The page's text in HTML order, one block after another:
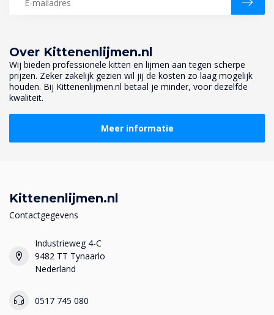
Over Kittenenlijmen.nl
Wij bieden professionele kitten en lijmen aan tegen scherpe
prijzen. Zeker zakelijk gezien wil jij de kosten zo laag mogelijk
houden. Bij Kittenenlijmen.nl betaal je minder, voor dezelfde
kwaliteit.
Meer informatie
Kittenenlijmen.nl
Contactgegevens
Industrieweg 4-C
9482 TT Tynaarlo
Nederland
0517 745 080